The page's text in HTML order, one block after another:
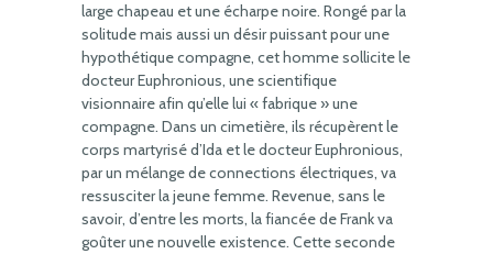
large chapeau et une écharpe noire. Rongé par la
solitude mais aussi un désir puissant pour une
hypothétique compagne, cet homme sollicite le
docteur Euphronious, une scientifique
visionnaire afin qu’elle lui « fabrique » une
compagne. Dans un cimetière, ils récupèrent le
corps martyrisé d’Ida et le docteur Euphronious,
par un mélange de connections électriques, va
ressusciter la jeune femme. Revenue, sans le
savoir, d’entre les morts, la fiancée de Frank va
goûter une nouvelle existence. Cette seconde